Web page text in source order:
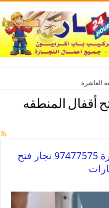
العاشرة
أقفال المنطقه
فتح اقفال المنطقة العاشرة 97477575 نجار فتح